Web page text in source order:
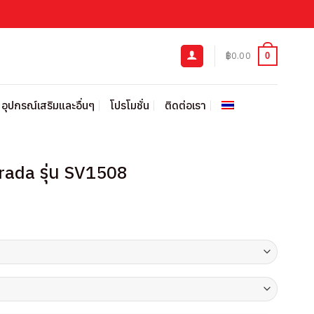
฿0.00 0
อุปกรณ์เสริมและอื่นๆ โปรโมชั่น ติดต่อเรา
รุ่น SV1508